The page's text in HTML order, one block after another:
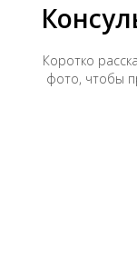
Коротко
фото, чтобы